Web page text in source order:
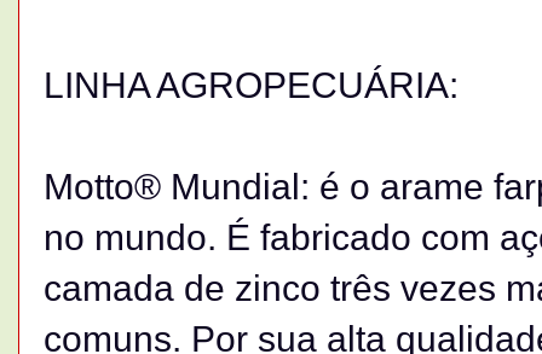
LINHA AGROPECUÁRIA:
Motto® Mundial: é o arame
no mundo. É fabricado com
camada de zinco três vezes
comuns. Por sua alta